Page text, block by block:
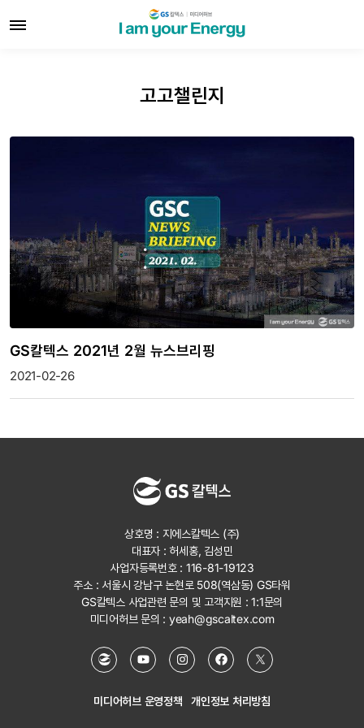
고고챌린지
GS칼텍스 2021년 2월 뉴스브리핑
2021-02-26
상호명 : 지에스칼텍스 (주)
대표자 : 허세홍, 김성민
사업자등록번호 : 116-81-19123
주소 : 서울시 강남구 논현로 508(역삼동) GS타워
GS칼텍스 사업관련 문의 및 고객지원 :1:1문의
미디어허브 문의 : yeah@gscaltex.com
미디어허브 운영정책 개인정보 처리방침